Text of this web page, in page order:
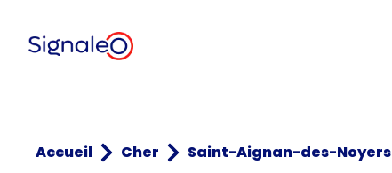
Accueil Cher Saint-Aignan-des-Noyers